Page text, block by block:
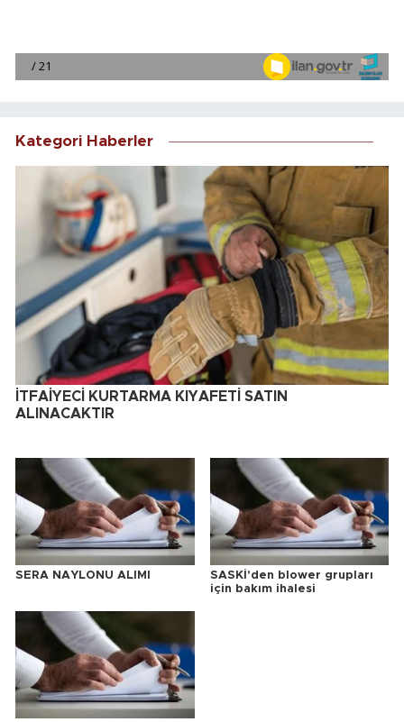
Kategori Haberler
İTFAİYECİ KURTARMA KIYAFETİ SATIN
ALINACAKTIR
SERA NAYLONU ALIMI
SASKİ'den blower grupları
için bakım ihalesi